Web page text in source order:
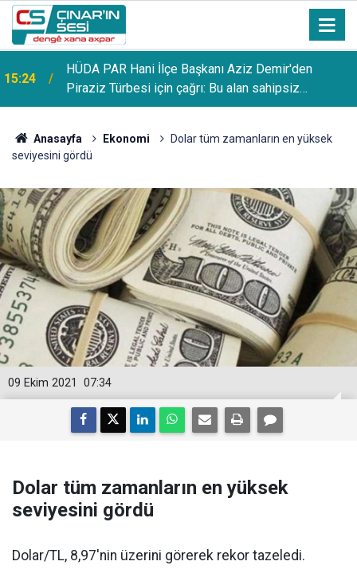
15:24
HÜDA PAR Hani İlçe Başkanı Aziz Demir'den
Piraziz Türbesi için çağrı: Bu alan sahipsiz
bırakılmamalı
Anasayfa Ekonomi
Dolar tüm zamanların en yüksek
seviyesini gördü
07:34
09 Ekim 2021
Dolar tüm zamanların en yüksek
seviyesini gördü
Dolar/TL, 8,97'nin üzerini görerek rekor tazeledi.